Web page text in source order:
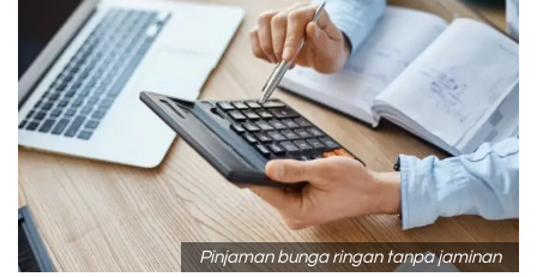
Pinjaman bunga ringan tanpa jaminan